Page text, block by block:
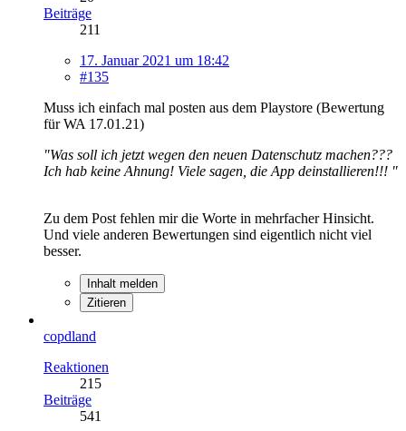
Beiträge
211
17. Januar 2021 um 18:42
#135
Muss ich einfach mal posten aus dem Playstore (Bewertung
für WA 17.01.21)
"Was soll ich jetzt wegen den neuen Datenschutz machen???
Ich hab keine Ahnung! Viele sagen, die App deinstallieren!!! "
Zu dem Post fehlen mir die Worte in mehrfacher Hinsicht.
Und viele anderen Bewertungen sind eigentlich nicht viel
besser.
Inhalt melden
Zitieren
copdland
Reaktionen
215
Beiträge
541